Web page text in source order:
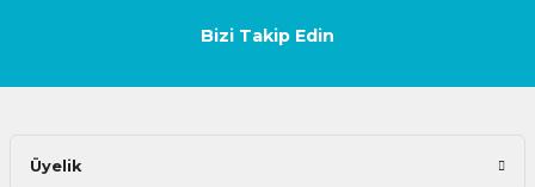
Bizi Takip Edin
Üyelik